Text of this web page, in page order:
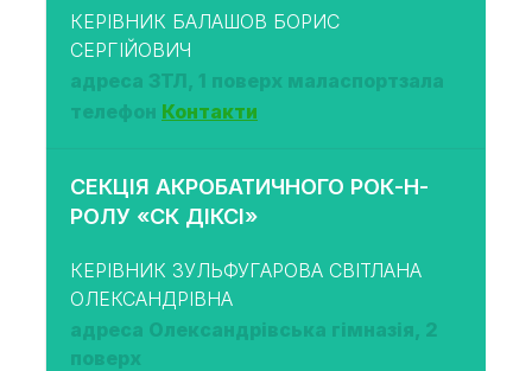
КЕРІВНИК БАЛАШОВ БОРИС
СЕРГІЙОВИЧ
адреса ЗТЛ, 1 поверх маласпортзала
телефон Контакти
СЕКЦІЯ АКРОБАТИЧНОГО РОК-Н-
РОЛУ «СК ДІКСІ»
КЕРІВНИК ЗУЛЬФУГАРОВА СВІТЛАНА
ОЛЕКСАНДРІВНА
адреса Олександрівська гімназія, 2
поверх